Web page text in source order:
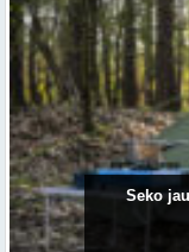
Kā izvēlēties izturīgu
salīdzinājums
Seko